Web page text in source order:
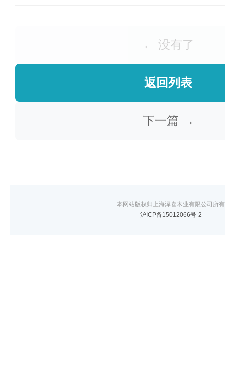
← 没有了
返回列表
下一篇 →
本网站版权归上海泽喜木业有限公司所有
沪ICP备15012066号-2